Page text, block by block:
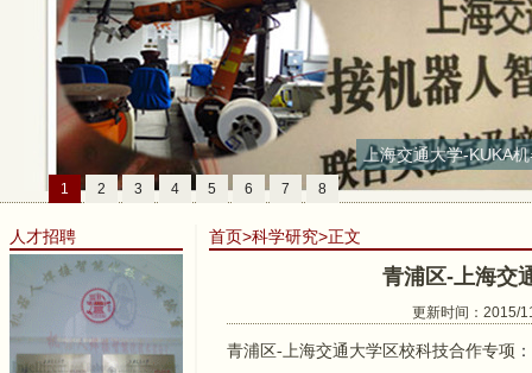
上海交通大学-KUKA
1 2 3 4 5 6 7 8
人才招聘 首页>科学研究>正文
青浦区-上海交
更新时间：2015/
青浦区-上海交通大学区校科技合作专项